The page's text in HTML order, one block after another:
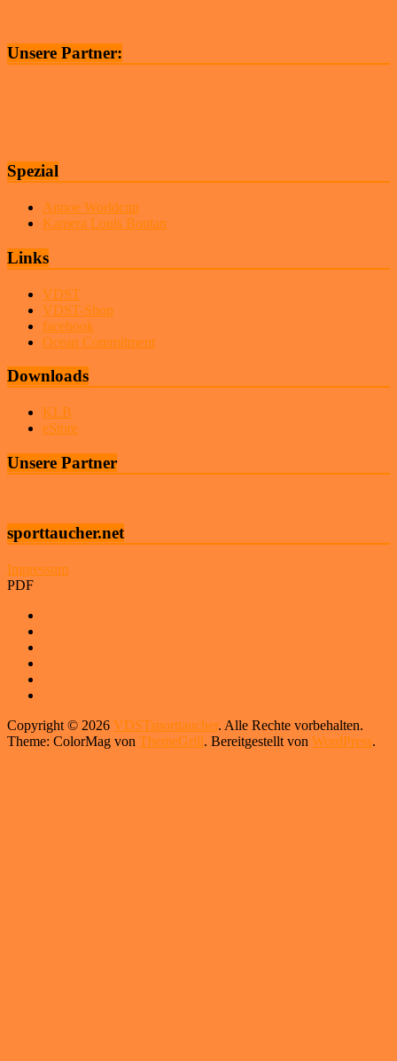
Unsere Partner:
Spezial
Apnoe Worldcup
Kamera Louis Boutan
Links
VDST
VDST-Shop
facebook
Ocean Commitment
Downloads
KLB
eStore
Unsere Partner
sporttaucher.net
Impressum
PDF
Copyright © 2026 VDSTsporttaucher. Alle Rechte vorbehalten.
Theme: ColorMag von ThemeGrill. Bereitgestellt von WordPress.